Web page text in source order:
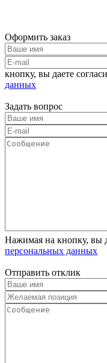
Оформить заказ
кнопку, вы даете
данных
Задать вопрос
Нажимая на кнопку, вы
персональных данных
Отправить отклик